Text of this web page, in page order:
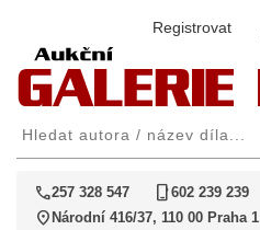
Registrovat
call257 328 547 phone_iphone602 239 239
location_on Národní 416/37, 110 00 Praha 1